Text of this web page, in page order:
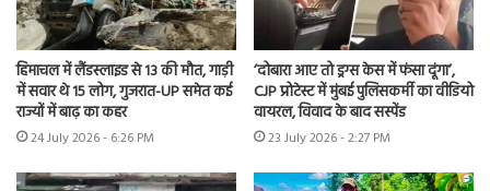
हिमाचल में लैंडस्लाइड से 13 की मौत, गाड़ी
में सवार थे 15 लोग, गुजरात-UP समेत कई
राज्यों में बाढ़ का कहर
24 July 2026 - 6:26 PM
‘दोबारा आए तो ड्रग्स केस में फंसा दूंगा’,
CJP प्रोटेस्ट में मुंबई पुलिसकर्मी का वीडियो
वायरल, विवाद के बाद सस्पेंड
23 July 2026 - 2:27 PM